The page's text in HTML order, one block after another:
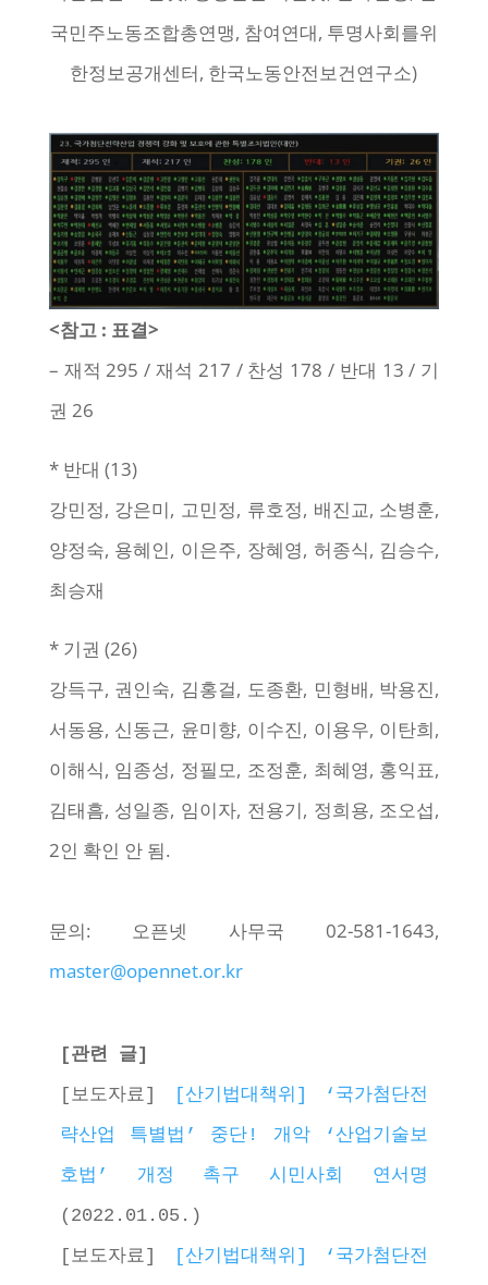
국민주노동조합총연맹, 참여연대, 투명사회를위
한정보공개센터, 한국노동안전보건연구소)
<참고 : 표결>
– 재적 295 / 재석 217 / 찬성 178 / 반대 13 / 기
권 26
* 반대 (13)
강민정, 강은미, 고민정, 류호정, 배진교, 소병훈,
양정숙, 용혜인, 이은주, 장혜영, 허종식, 김승수,
최승재
* 기권 (26)
강득구, 권인숙, 김홍걸, 도종환, 민형배, 박용진,
서동용, 신동근, 윤미향, 이수진, 이용우, 이탄희,
이해식, 임종성, 정필모, 조정훈, 최혜영, 홍익표,
김태흠, 성일종, 임이자, 전용기, 정희용, 조오섭,
2인 확인 안 됨.
문의: 오픈넷 사무국 02-581-1643,
master@opennet.or.kr
[관련 글]
[보도자료]
[산기법대책위] ‘국가첨단전
략산업 특별법’ 중단! 개악 ‘산업기술보
호법’ 개정 촉구 시민사회 연서명
(2022.01.05.)
[보도자료]
[산기법대책위] ‘국가첨단전